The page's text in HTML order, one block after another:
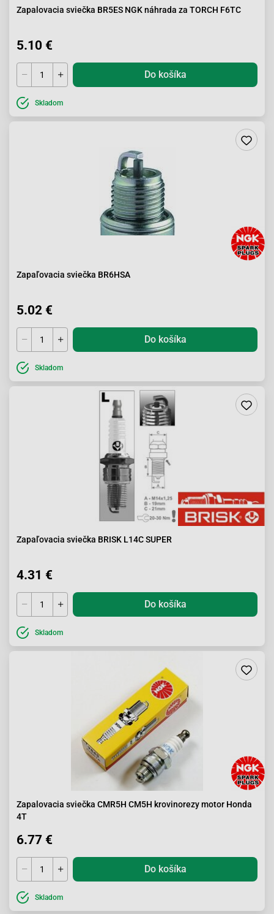
Zapalovacia sviečka BR5ES NGK náhrada za TORCH F6TC
5.10 €
Do košíka
Skladom
Zapaľovacia sviečka BR6HSA
5.02 €
Do košíka
Skladom
Zapaľovacia sviečka BRISK L14C SUPER
4.31 €
Do košíka
Skladom
Zapalovacia sviečka CMR5H CM5H krovinorezy motor Honda
4T
6.77 €
Do košíka
Skladom